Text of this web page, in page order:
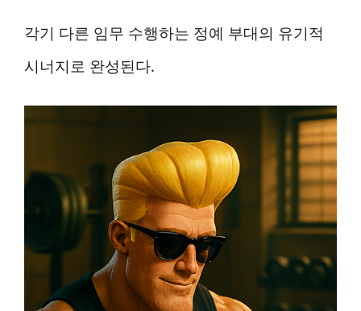
각기 다른 임무 수행하는 정예 부대의 유기적
시너지로 완성된다.